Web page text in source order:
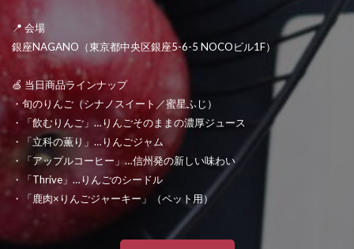
📍 会場
銀座NAGANO（東京都中央区銀座5-6-5 NOCOビル1F）
🍏 当日商品ラインナップ
・旬のりんご（シナノスイート／蜜星ふじ）
・「飲むりんご」…りんごそのままの濃厚ジュース
・「立科の薫り」…りんごジャム
・「アップルコーヒー」…信州発の新しい味わい
・「Thrive」…りんごのシードル
・「鹿肉×りんごジャーキー」（ペット用）